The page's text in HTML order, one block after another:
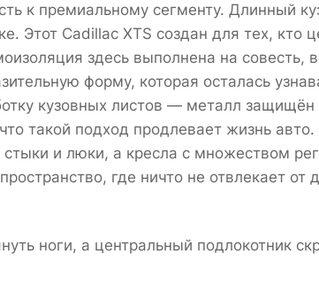
к премиальному сегменту. Длинный
Этот Cadillac XTS создан для тех,
здесь выполнена на
форму, которая осталась
кузовных листов — металл
такой подход продлевает жизнь
и люки, а кресла с множеством
где ничто не отвлекает
ноги, а центральный подлокотник